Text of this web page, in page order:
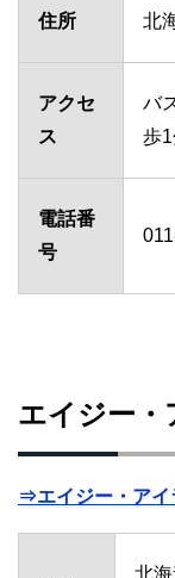
住所 北
アクセ
ス
バ
歩
電話番
号
エイジー
⇒エイジー・アイ
北